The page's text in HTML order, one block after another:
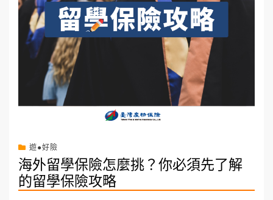
遊●好險
海外留學保險怎麼挑？你必須先了解
的留學保險攻略